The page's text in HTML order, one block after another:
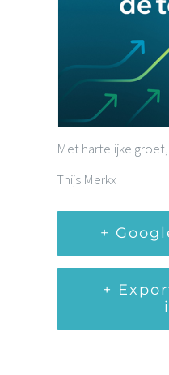
Met hartelijke groet,
Thijs Merkx
+
+